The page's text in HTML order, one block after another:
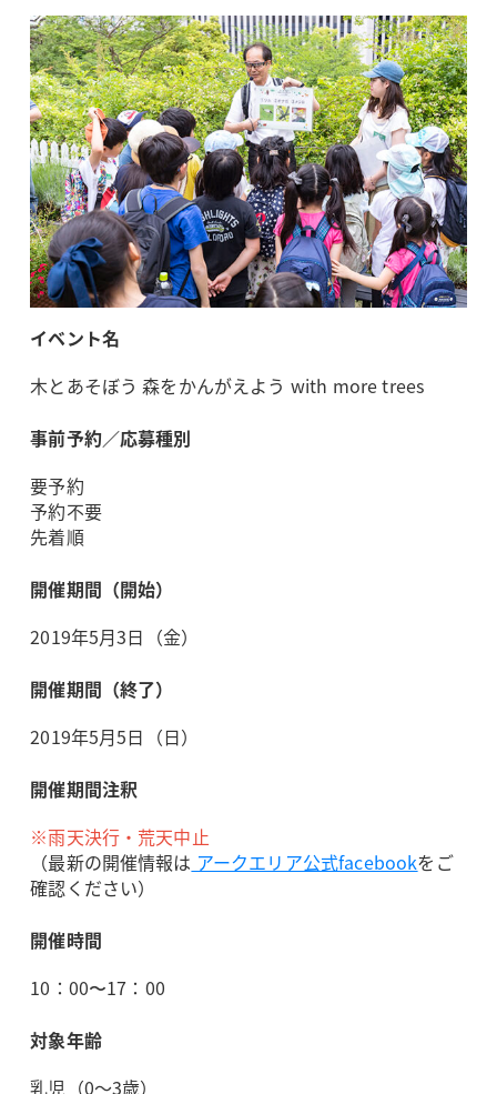
イベント名
木とあそぼう 森をかんがえよう with more trees
事前予約／応募種別
要予約
予約不要
先着順
開催期間（開始）
2019年5月3日（金）
開催期間（終了）
2019年5月5日（日）
開催期間注釈
※雨天決行・荒天中止
（最新の開催情報は アークエリア公式facebookをご
確認ください）
開催時間
10：00〜17：00
対象年齢
乳児（0～3歳）